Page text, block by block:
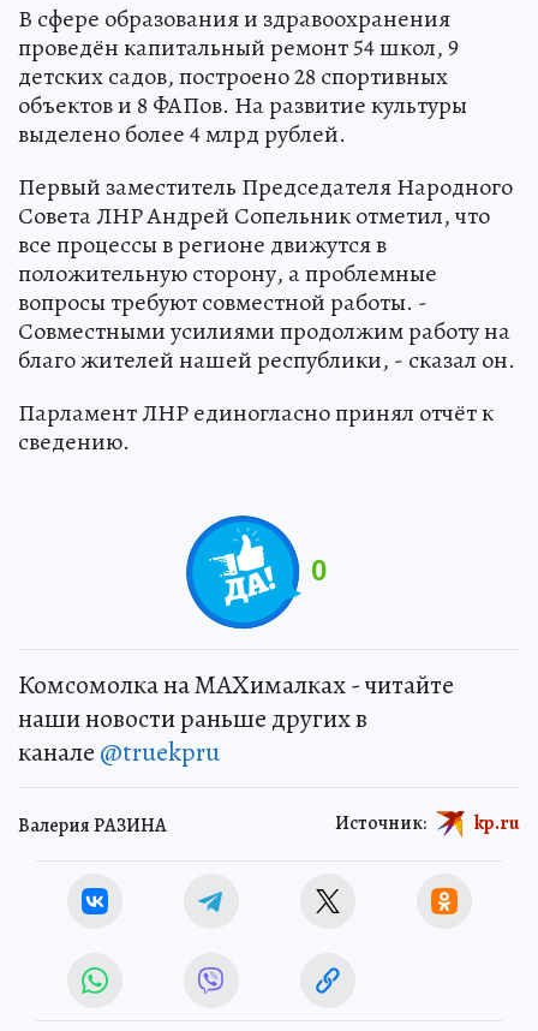
В сфере образования и здравоохранения
проведён капитальный ремонт 54 школ, 9
детских садов, построено 28 спортивных
объектов и 8 ФАПов. На развитие культуры
выделено более 4 млрд рублей.
Первый заместитель Председателя Народного
Совета ЛНР Андрей Сопельник отметил, что
все процессы в регионе движутся в
положительную сторону, а проблемные
вопросы требуют совместной работы. -
Совместными усилиями продолжим работу на
благо жителей нашей республики, - сказал он.
Парламент ЛНР единогласно принял отчёт к
сведению.
0
Комсомолка на MAXималках - читайте
наши новости раньше других в
канале @truekpru
Валерия РАЗИНА Источник: kp.ru